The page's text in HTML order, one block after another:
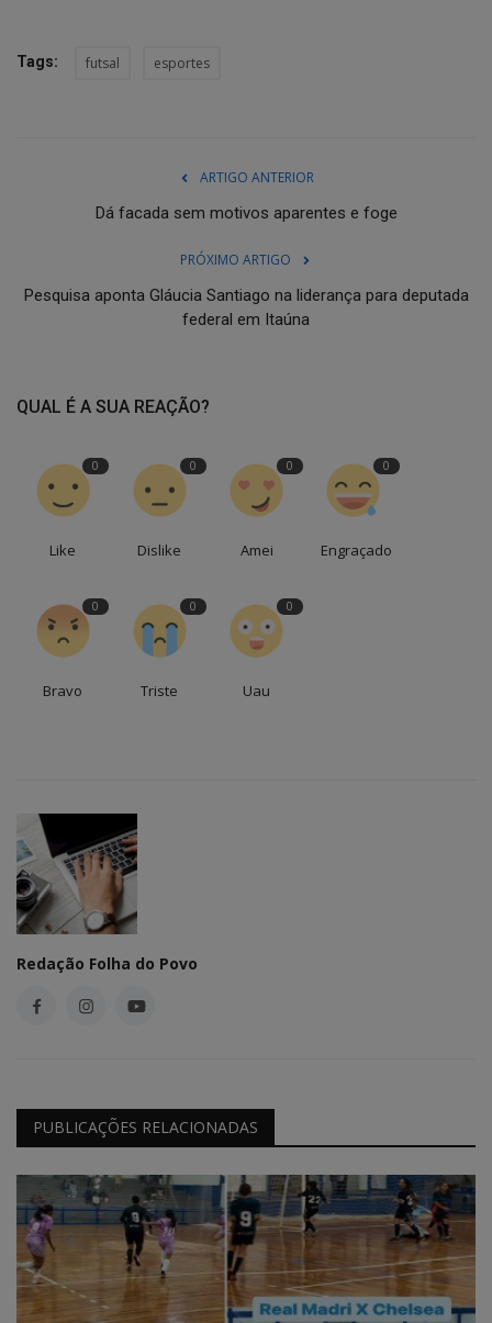
Tags: futsal esportes
ARTIGO ANTERIOR
Dá facada sem motivos aparentes e foge
PRÓXIMO ARTIGO
Pesquisa aponta Gláucia Santiago na liderança para deputada
federal em Itaúna
QUAL É A SUA REAÇÃO?
0
Like
0
Dislike
0
Amei
0
Engraçado
0
Bravo
0
Triste
0
Uau
Redação Folha do Povo
PUBLICAÇÕES RELACIONADAS